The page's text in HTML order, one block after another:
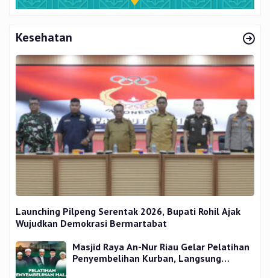
Kesehatan
Launching Pilpeng Serentak 2026, Bupati Rohil Ajak
Wujudkan Demokrasi Bermartabat
Masjid Raya An-Nur Riau Gelar Pelatihan
Penyembelihan Kurban, Langsung